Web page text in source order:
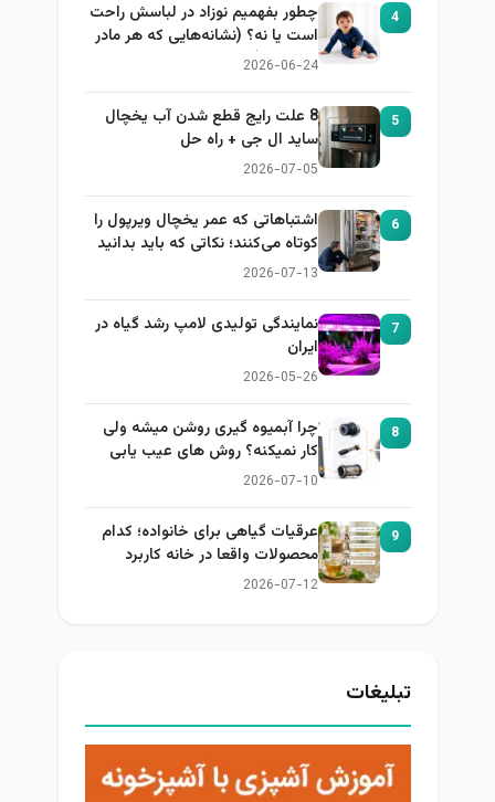
4
چطور بفهمیم نوزاد در لباسش راحت
است یا نه؟ (نشانه‌هایی که هر مادر
باید بداند)
2026-06-24
5
8 علت رایج قطع شدن آب یخچال
ساید ال جی + راه حل
2026-07-05
6
اشتباهاتی که عمر یخچال ویرپول را
کوتاه می‌کنند؛ نکاتی که باید بدانید
2026-07-13
7
نمایندگی تولیدی لامپ رشد گیاه در
ایران
2026-05-26
8
چرا آبمیوه گیری روشن میشه ولی
کار نمیکنه؟ روش های عیب یابی
2026-07-10
9
عرقیات گیاهی برای خانواده؛ کدام
محصولات واقعا در خانه کاربرد
دارند؟
2026-07-12
تبلیغات